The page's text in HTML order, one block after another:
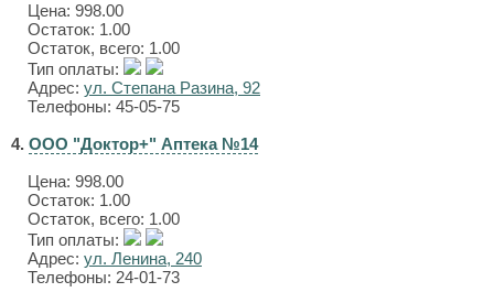
Цена: 998.00
Остаток: 1.00
Остаток, всего: 1.00
Тип оплаты:
Адрес: ул. Степана Разина, 92
Телефоны: 45-05-75
4. ООО "Доктор+" Аптека №14
Цена: 998.00
Остаток: 1.00
Остаток, всего: 1.00
Тип оплаты:
Адрес: ул. Ленина, 240
Телефоны: 24-01-73